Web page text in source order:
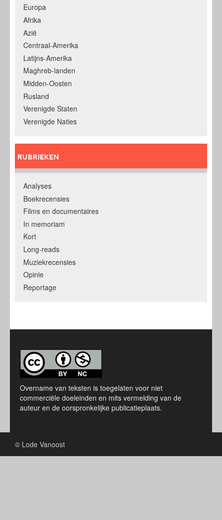
Europa
Afrika
Azië
Centraal-Amerika
Latijns-Amerika
Maghreb-landen
Midden-Oosten
Rusland
Verenigde Staten
Verenigde Naties
RUBRIEKEN
Analyses
Boekrecensies
Films en documentaires
In memoriam
Kort
Long-reads
Muziekrecensies
Opinie
Reportage
Overname van teksten is toegelaten voor niet
commerciële doeleinden en mits vermelding van de
auteur en de oorspronkelijke publicatieplaats.
© Lode Vanoost